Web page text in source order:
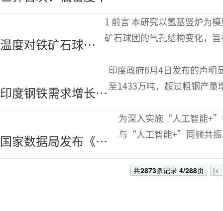
钢连铸连轧全流程工业
化生产技术取得量产级
突破
钢“转炉-连
温度对铁矿石球团
氢气还原特性及微
1 前言 本研究以氢基竖炉为模型，关注从低温还原到金属铁生成过程中铁
矿石球团的气孔结构变化，
印度钢铁需求增长超
过产量与英国共同启
印度政府6月4日发布的声明
至1433万吨，超过粗钢产量
国家数据局发布《关
于推进行业高质量数
为深入实施“人工智能+”
与“人工智能+”同频共振
实施方案
|<
共2873条记录 4/288页